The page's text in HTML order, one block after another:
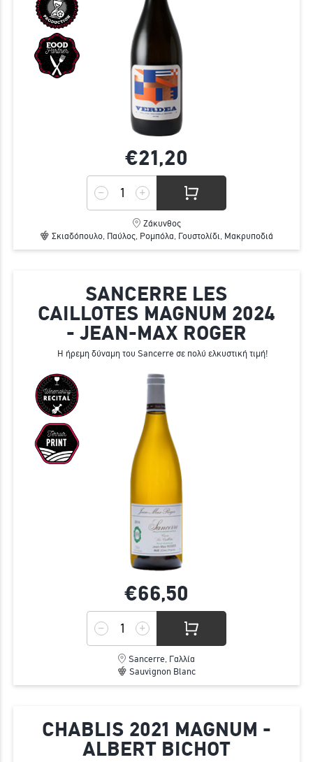
€21,20
Ζάκυνθος
Σκιαδόπουλο, Παύλος, Ρομπόλα, Γουστολίδι, Μακρυποδιά
SANCERRE LES
CAILLOTES MAGNUM 2024
- JEAN-MAX ROGER
Η ήρεμη δύναμη του Sancerre σε πολύ ελκυστική τιμή!
€66,50
Sancerre, Γαλλία
Sauvignon Blanc
CHABLIS 2021 MAGNUM -
ALBERT BICHOT